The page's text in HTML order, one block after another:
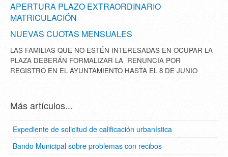
APERTURA PLAZO EXTRAORDINARIO
MATRICULACIÓN
NUEVAS CUOTAS MENSUALES
LAS FAMILIAS QUE NO ESTÉN INTERESADAS EN OCUPAR LA
PLAZA DEBERÁN FORMALIZAR LA RENUNCIA POR
REGISTRO EN EL AYUNTAMIENTO HASTA EL 8 DE JUNIO
Más artículos...
Expediente de solicitud de calificación urbanística
Bando Municipal sobre problemas con recibos